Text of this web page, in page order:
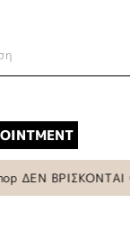
ΒΡΙΣΚΟΝΤΑΙ